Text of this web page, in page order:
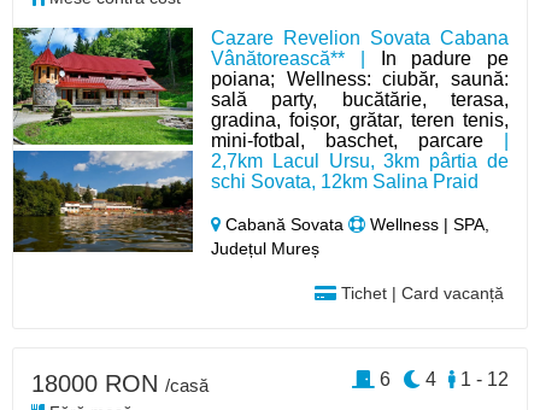
Cazare Revelion Sovata Cabana
Vânătorească** |
In padure pe
poiana; Wellness: ciubăr, saună:
sală party, bucătărie, terasa,
gradina, foișor, grătar, teren tenis,
mini-fotbal, baschet, parcare
2,7km Lacul Ursu, 3km pârtia de
schi Sovata, 12km Salina Praid
Cabană Sovata
Wellness | SPA,
Județul Mureș
Tichet | Card vacanță
18000 RON /casă 1 - 12
4
6